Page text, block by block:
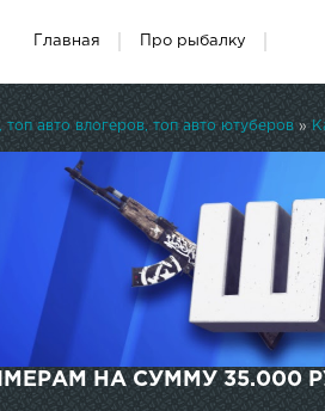
Главная Про рыбалку
авто влогеров, топ авто ютуберов»
НА СУММУ 35.000